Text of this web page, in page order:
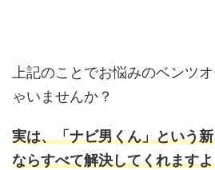
上記のことでお悩みのベンツ
ゃいませんか？
実は、「ナビ男くん」という
ならすべて解決してくれます